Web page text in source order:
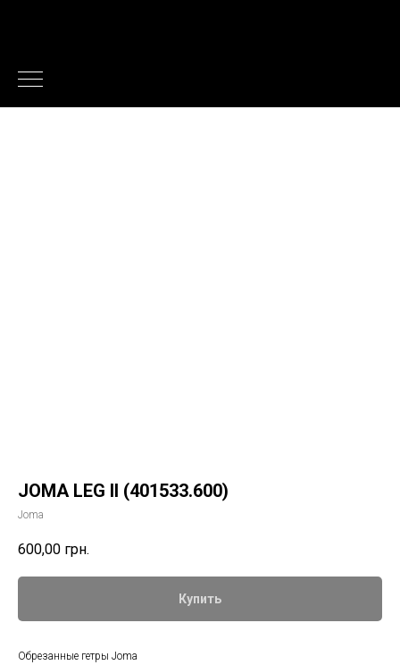
JOMA LEG II (401533.600)
Joma
600,00 грн.
Купить
Обрезанные гетры Joma